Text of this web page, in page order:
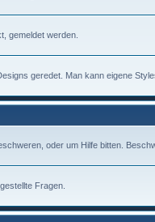
gemeldet werden.
geredet. Man kann eigene
oder um Hilfe bitten.
Fragen.